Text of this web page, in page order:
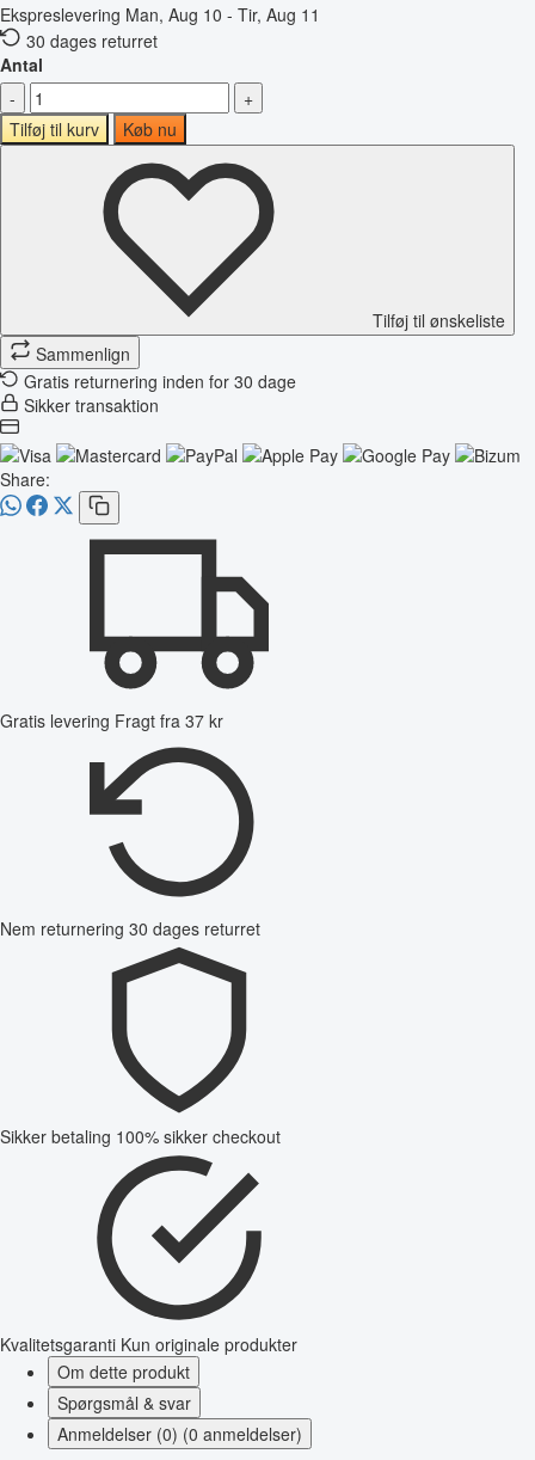
Ekspreslevering Man, Aug 10 - Tir, Aug 11
30 dages returret
Antal
-
+
Tilføj til kurv
Køb nu
Tilføj til ønskeliste
Sammenlign
Gratis returnering inden for 30 dage
Sikker transaktion
Share:
Gratis levering Fragt fra 37 kr
Nem returnering 30 dages returret
Sikker betaling 100% sikker checkout
Kvalitetsgaranti Kun originale produkter
Om dette produkt
Spørgsmål & svar
Anmeldelser (0) (0 anmeldelser)